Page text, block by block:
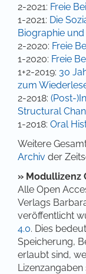
2-2021: Freie
1-2021: Die
Biographie
2-2020: Freie
1-2020: Freie
1+2-2019: 30
zum
2-2018: (Post-
Structural
1-2018: Oral
Weitere
Archiv der
» Modullizenz
Alle Open
Verlags
veröffentlicht
4.0. Dies
Speicherung,
erlaubt sind,